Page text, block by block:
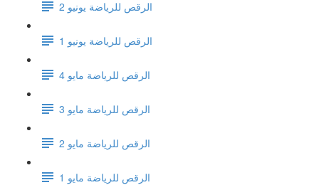
الرقص للرياضة يونيو 2
الرقص للرياضة يونيو 1
الرقص للرياضة مايو 4
الرقص للرياضة مايو 3
الرقص للرياضة مايو 2
الرقص للرياضة مايو 1